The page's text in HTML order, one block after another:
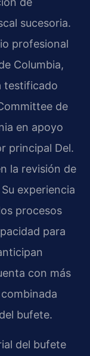
sucesoria.
profesional
Columbia,
testificado
de
en apoyo
principal Del.
la revisión de
experiencia
procesos
para
con más
bufete.
del bufete